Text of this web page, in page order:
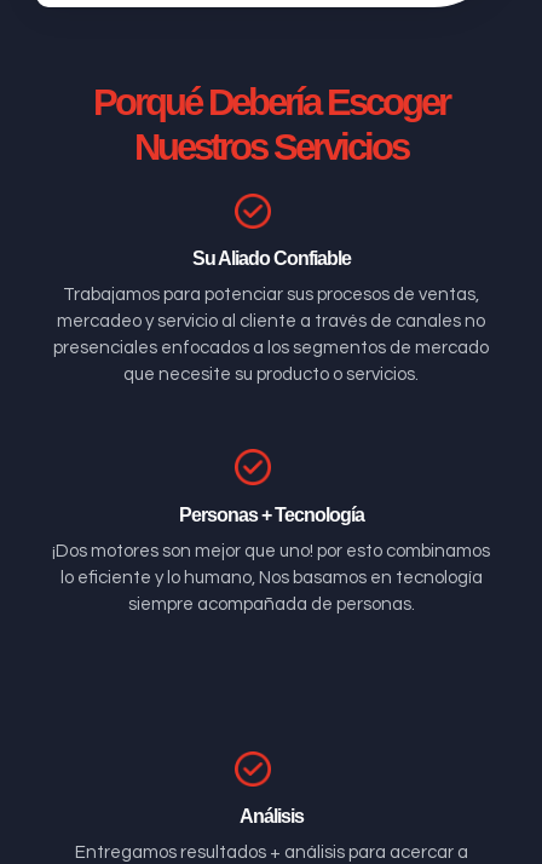
Porqué Debería Escoger
Nuestros Servicios
Su Aliado Confiable
Trabajamos para potenciar sus procesos de ventas,
mercadeo y servicio al cliente a través de canales no
presenciales enfocados a los segmentos de mercado
que necesite su producto o servicios.
Personas + Tecnología
¡Dos motores son mejor que uno! por esto combinamos
lo eficiente y lo humano, Nos basamos en tecnología
siempre acompañada de personas.
Análisis
Entregamos resultados + análisis para acercar a